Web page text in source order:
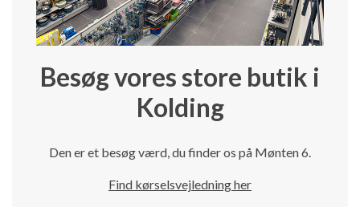
Besøg vores store butik i
Kolding
Den er et besøg værd, du finder os på Mønten 6.
Find kørselsvejledning her